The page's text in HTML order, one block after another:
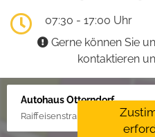
07:30 - 17:00 Uhr
Gerne können Sie
kontaktieren
Autohaus Otterndorf
Raiffeisenstraße 1, 21762